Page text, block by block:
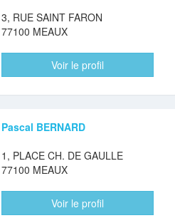
3, RUE SAINT FARON
77100 MEAUX
Voir le profil
Pascal BERNARD
1, PLACE CH. DE GAULLE
77100 MEAUX
Voir le profil